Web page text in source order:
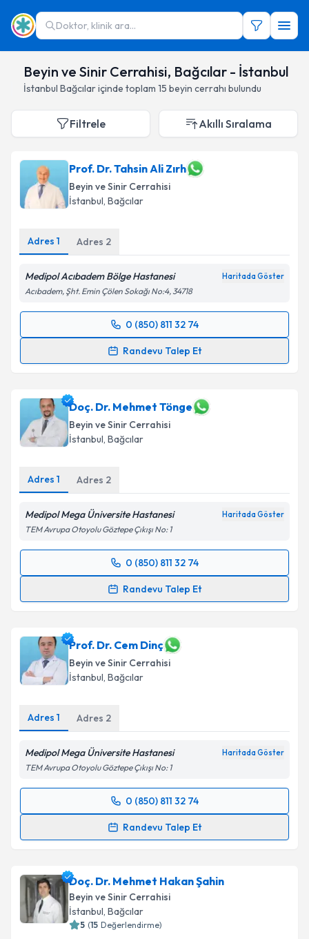
Doktor, klinik ara...
Beyin ve Sinir Cerrahisi, Bağcılar - İstanbul
İstanbul Bağcılariçinde toplam 15 beyin cerrahı bulundu
Filtrele Akıllı Sıralama
Prof. Dr. Tahsin Ali Zırh
Beyin ve Sinir Cerrahisi
İstanbul, Bağcılar
Adres 1 Adres 2
Medipol Acıbadem Bölge Hastanesi Haritada Göster
Acıbadem, Şht. Emin Çölen Sokağı No:4, 34718
0 (850) 811 32 74
Randevu Talep Et
Randevu Takvimi Talebi
takvim hazırlandığında e-posta ile bilgilendireceğiz.
E-posta Adresiniz
Metni'ni okudum ve kişisel verilerimin belirtilen
kapsamda işlenmesini kabul ediyorum.
Takvim Talebini Gönder
Doç. Dr. Mehmet Tönge
Beyin ve Sinir Cerrahisi
İstanbul, Bağcılar
Adres 1 Adres 2
Medipol Mega Üniversite Hastanesi Haritada Göster
TEM Avrupa Otoyolu Göztepe Çıkışı No: 1
0 (850) 811 32 74
Randevu Talep Et
Randevu Takvimi Talebi
takvim hazırlandığında e-posta ile bilgilendireceğiz.
E-posta Adresiniz
Metni'ni okudum ve kişisel verilerimin belirtilen
kapsamda işlenmesini kabul ediyorum.
Takvim Talebini Gönder
Prof. Dr. Cem Dinç
Beyin ve Sinir Cerrahisi
İstanbul, Bağcılar
Adres 1 Adres 2
Medipol Mega Üniversite Hastanesi Haritada Göster
TEM Avrupa Otoyolu Göztepe Çıkışı No: 1
0 (850) 811 32 74
Randevu Talep Et
Randevu Takvimi Talebi
takvim hazırlandığında e-posta ile bilgilendireceğiz.
E-posta Adresiniz
Doç. Dr. Mehmet Hakan Şahin
Beyin ve Sinir Cerrahisi
İstanbul, Bağcılar
5 (15 Değerlendirme)